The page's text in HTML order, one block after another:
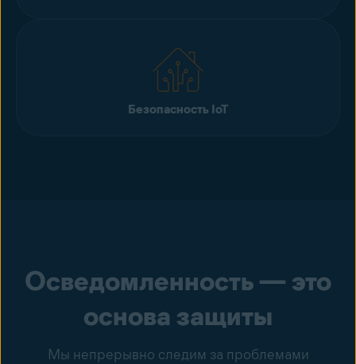
Безопасность IoT
Осведомленность — это
основа защиты
Мы непрерывно следим за проблемами